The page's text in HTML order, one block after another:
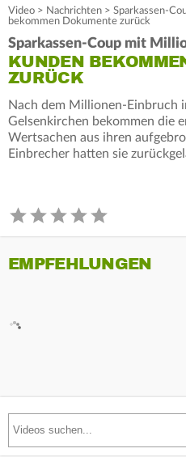
Video > Nachrichten > Sparkassen-
bekommen Dokumente zurück
Sparkassen-Coup mit
KUNDEN
ZURÜCK
Nach dem Millionen-Einbruch
Gelsenkirchen bekommen die
Wertsachen aus ihren
Einbrecher hatten sie
EMPFEHLUNGEN